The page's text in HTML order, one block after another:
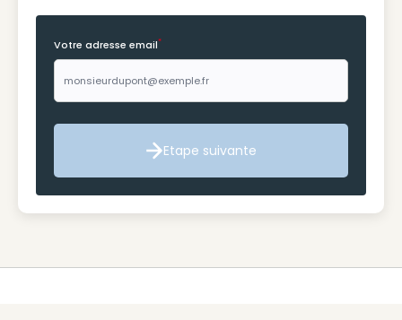
Votre adresse email*
Etape suivante
Etape suivante